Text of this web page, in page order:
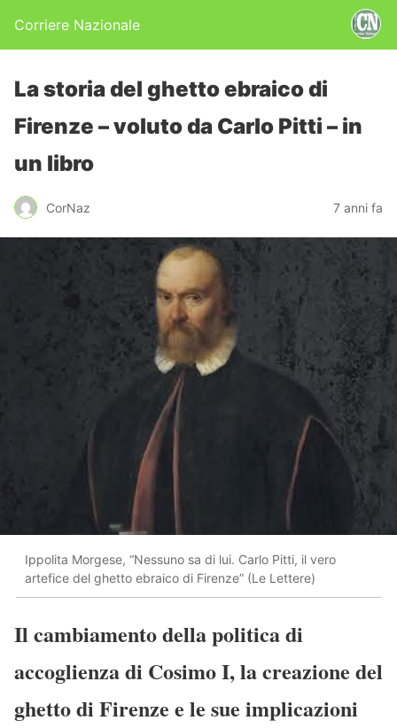
Corriere Nazionale
La storia del ghetto ebraico di
Firenze – voluto da Carlo Pitti – in
un libro
CorNaz 7 anni fa
Ippolita Morgese, “Nessuno sa di lui. Carlo Pitti, il vero
artefice del ghetto ebraico di Firenze” (Le Lettere)
Il cambiamento della politica di
accoglienza di Cosimo I, la creazione del
ghetto di Firenze e le sue implicazioni